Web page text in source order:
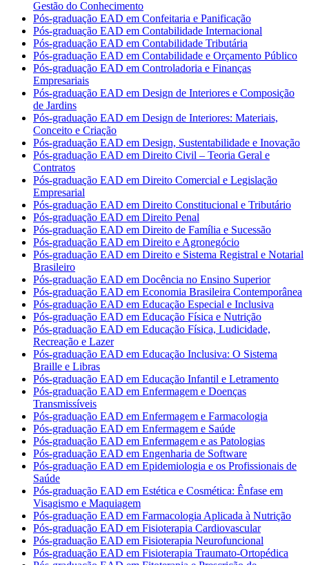
Gestão do Conhecimento
Pós-graduação EAD em Confeitaria e Panificação
Pós-graduação EAD em Contabilidade Internacional
Pós-graduação EAD em Contabilidade Tributária
Pós-graduação EAD em Contabilidade e Orçamento Público
Pós-graduação EAD em Controladoria e Finanças
Empresariais
Pós-graduação EAD em Design de Interiores e Composição
de Jardins
Pós-graduação EAD em Design de Interiores: Materiais,
Conceito e Criação
Pós-graduação EAD em Design, Sustentabilidade e Inovação
Pós-graduação EAD em Direito Civil – Teoria Geral e
Contratos
Pós-graduação EAD em Direito Comercial e Legislação
Empresarial
Pós-graduação EAD em Direito Constitucional e Tributário
Pós-graduação EAD em Direito Penal
Pós-graduação EAD em Direito de Família e Sucessão
Pós-graduação EAD em Direito e Agronegócio
Pós-graduação EAD em Direito e Sistema Registral e Notarial
Brasileiro
Pós-graduação EAD em Docência no Ensino Superior
Pós-graduação EAD em Economia Brasileira Contemporânea
Pós-graduação EAD em Educação Especial e Inclusiva
Pós-graduação EAD em Educação Física e Nutrição
Pós-graduação EAD em Educação Física, Ludicidade,
Recreação e Lazer
Pós-graduação EAD em Educação Inclusiva: O Sistema
Braille e Libras
Pós-graduação EAD em Educação Infantil e Letramento
Pós-graduação EAD em Enfermagem e Doenças
Transmissíveis
Pós-graduação EAD em Enfermagem e Farmacologia
Pós-graduação EAD em Enfermagem e Saúde
Pós-graduação EAD em Enfermagem e as Patologias
Pós-graduação EAD em Engenharia de Software
Pós-graduação EAD em Epidemiologia e os Profissionais de
Saúde
Pós-graduação EAD em Estética e Cosmética: Ênfase em
Visagismo e Maquiagem
Pós-graduação EAD em Farmacologia Aplicada à Nutrição
Pós-graduação EAD em Fisioterapia Cardiovascular
Pós-graduação EAD em Fisioterapia Neurofuncional
Pós-graduação EAD em Fisioterapia Traumato-Ortopédica